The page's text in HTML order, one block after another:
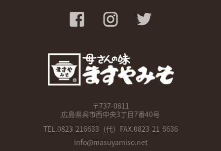
〒737-0811
広島県呉市西中央3丁目7番40号
TEL.0823-216633 （代）FAX.0823-21-6636
info@masuyamiso.net